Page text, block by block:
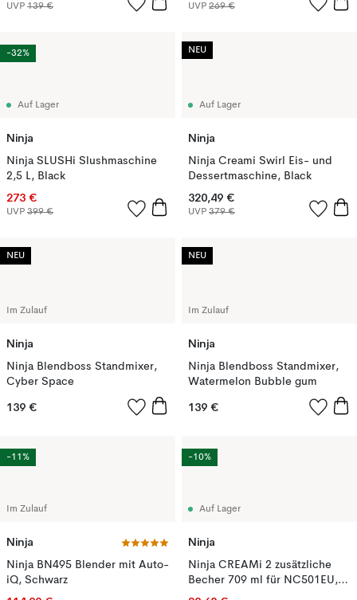
UVP 139 € UVP 269 €
Auf Lager
Ninja
Ninja SLUSHi Slushmaschine
2,5 L, Black
273 €
UVP 399 €
-32%
Auf Lager
Ninja
Ninja Creami Swirl Eis- und
Dessertmaschine, Black
320,49 €
UVP 379 €
NEU
Im Zulauf
Ninja
Ninja Blendboss Standmixer,
Cyber Space
139 €
NEU
Im Zulauf
Ninja
Ninja Blendboss Standmixer,
Watermelon Bubble gum
139 €
NEU
Im Zulauf
Ninja
Ninja BN495 Blender mit Auto-
iQ, Schwarz
-11%
Auf Lager
Ninja
Ninja CREAMi 2 zusätzliche
Becher 709 ml für NC501EU,
Rosa/Gelb
-10%